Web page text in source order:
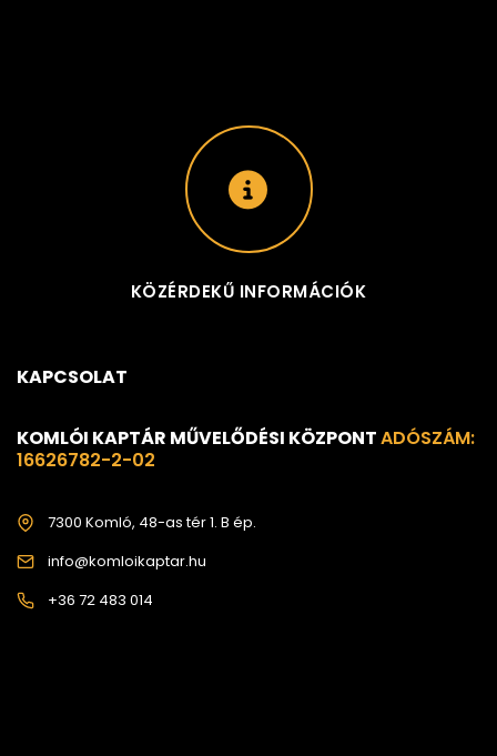
KÖZÉRDEKŰ INFORMÁCIÓK
KAPCSOLAT
KOMLÓI KAPTÁR MŰVELŐDÉSI KÖZPONTADÓSZÁM:
16626782-2-02
7300 Komló, 48-as tér 1. B ép.
info@komloikaptar.hu
+36 72 483 014